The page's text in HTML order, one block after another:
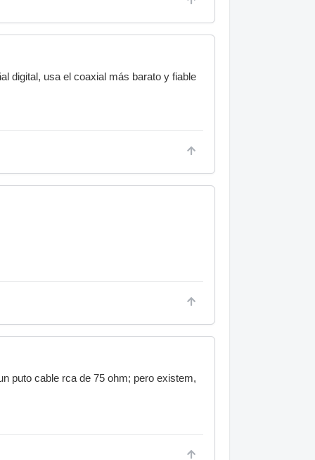
digital, usa el coaxial más barato y fiable
puto cable rca de 75 ohm; pero existem,